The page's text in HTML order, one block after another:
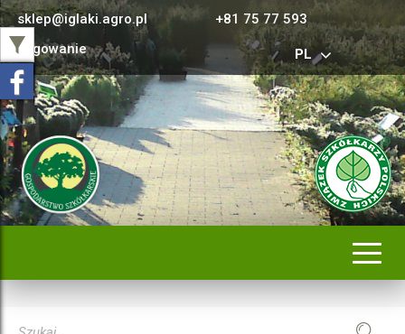
sklep@iglaki.agro.pl
+81 75 77 593
Logowanie
PL